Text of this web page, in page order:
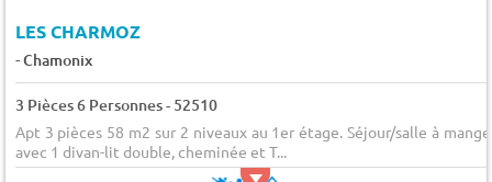
LES CHARMOZ
-Chamonix
3 Pièces 6 Personnes - 52510
Apt 3 pièces 58 m2 sur 2 niveaux au 1er étage. Séjour/salle à
avec 1 divan-lit double, cheminée et T...